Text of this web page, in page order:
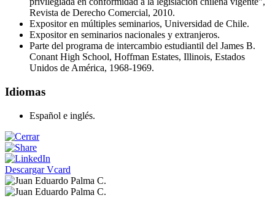
Revista de Derecho Comercial, 2010.
Expositor en múltiples seminarios, Universidad de Chile.
Expositor en seminarios nacionales y extranjeros.
Parte del programa de intercambio estudiantil del James B.
Conant High School, Hoffman Estates, Illinois, Estados
Unidos de América, 1968-1969.
Idiomas
Español e inglés.
Descargar Vcard